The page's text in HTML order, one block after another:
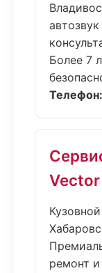
Более 7
Телефон:
Vector
ремонт и